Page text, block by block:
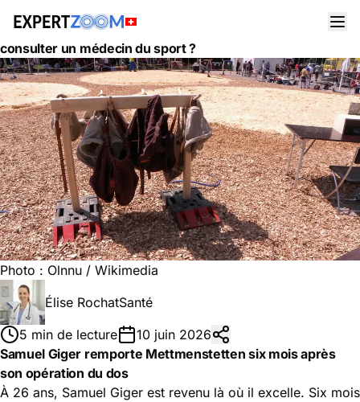
Santé
Samuel Giger de retour après son opération du dos : quand
consulter un médecin du sport ?
Photo : Olnnu / Wikimedia
Élise RochatSanté
5 min de lecture
10 juin 2026
Samuel Giger remporte Mettmenstetten six mois après
son opération du dos
À 26 ans, Samuel Giger est revenu là où il excelle. Six mois